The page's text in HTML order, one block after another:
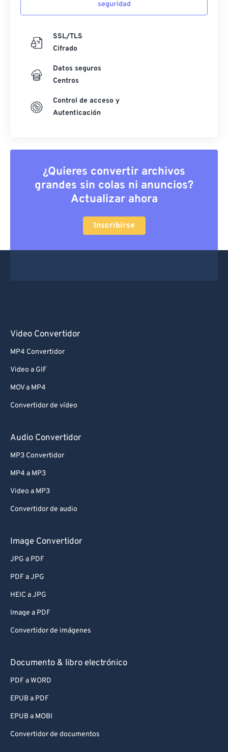
seguridad
SSL/TLS
Cifrado
Datos seguros
Centros
Control de acceso y
Autenticación
¿Quieres convertir archivos
grandes sin colas ni anuncios?
Actualizar ahora
Inscribirse
Video Convertidor
MP4 Convertidor
Video a GIF
MOV a MP4
Convertidor de vídeo
Audio Convertidor
MP3 Convertidor
MP4 a MP3
Video a MP3
Convertidor de audio
Image Convertidor
JPG a PDF
PDF a JPG
HEIC a JPG
Image a PDF
Convertidor de imágenes
Documento & libro electrónico
PDF a WORD
EPUB a PDF
EPUB a MOBI
Convertidor de documentos